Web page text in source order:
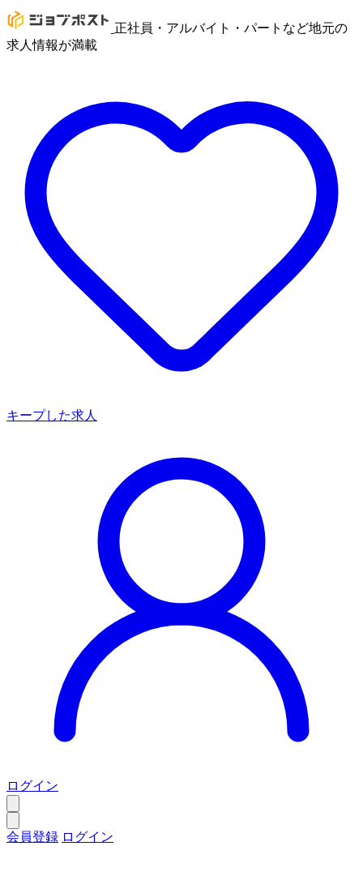
正社員・アルバイト・パートなど地元の
求人情報が満載
キープした求人
ログイン
会員登録 ログイン